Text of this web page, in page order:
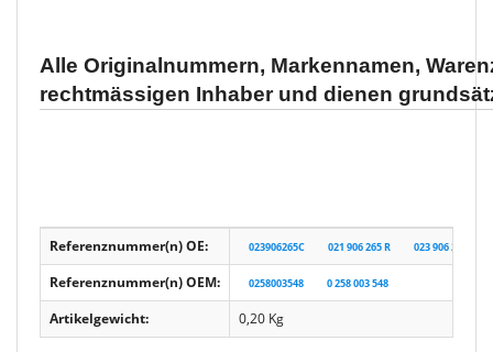
Alle Originalnummern, Markennamen,
rechtmässigen Inhaber und dienen
Referenznummer(n) OE: 023906265C 021 906 265 R 023 906 265 C
Referenznummer(n) OEM: 0258003548 0 258 003 548
Artikelgewicht: 0,20 Kg